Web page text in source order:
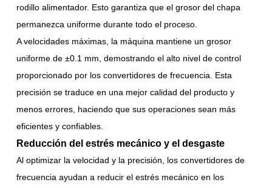
rodillo alimentador. Esto garantiza que el grosor del chapa
permanezca uniforme durante todo el proceso.
A velocidades máximas, la máquina mantiene un grosor
uniforme de ±0.1 mm, demostrando el alto nivel de control
proporcionado por los convertidores de frecuencia. Esta
precisión se traduce en una mejor calidad del producto y
menos errores, haciendo que sus operaciones sean más
eficientes y confiables.
Reducción del estrés mecánico y el desgaste
Al optimizar la velocidad y la precisión, los convertidores de
frecuencia ayudan a reducir el estrés mecánico en los